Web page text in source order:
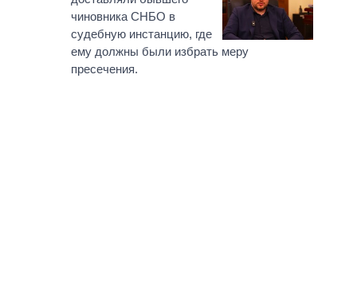
ГЛАВЫ ОБЛАДМИНИСТРАЦИЙ
МЭРЫ
ВСЕ ПЕРСОНЫ
СРАВНЕНИЕ ПОЛИТИКОВ
чиновника СНБО в
судебную инстанцию, где
ему должны были избрать меру
пресечения.